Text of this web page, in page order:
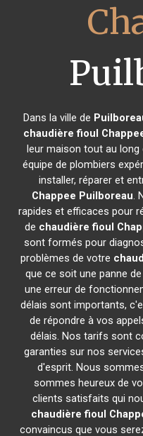
Dans la ville de
chaudière fioul
leur maison tout au long
équipe de plombiers
installer, réparer et
Chappee Puilboreau.
rapides et efficaces pour
de chaudière fioul
sont formés pour
problèmes de votre
que ce soit une panne
une erreur de
délais sont importants,
de répondre à vos
délais. Nos tarifs sont
garanties sur nos
d'esprit. Nous
sommes heureux de
clients satisfaits qui
chaudière fioul
convaincus que vous